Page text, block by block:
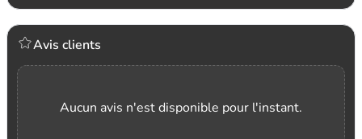
Avis clients
Aucun avis n'est disponible pour l'instant.